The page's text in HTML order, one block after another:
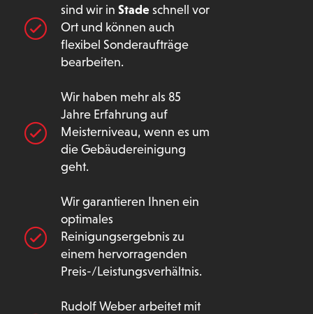
sind wir in Stade schnell vor
Ort und können auch
flexibel Sonderaufträge
bearbeiten.
Wir haben mehr als 85
Jahre Erfahrung auf
Meisterniveau, wenn es um
die Gebäudereinigung
geht.
Wir garantieren Ihnen ein
optimales
Reinigungsergebnis zu
einem hervorragenden
Preis-/Leistungsverhältnis.
Rudolf Weber arbeitet mit